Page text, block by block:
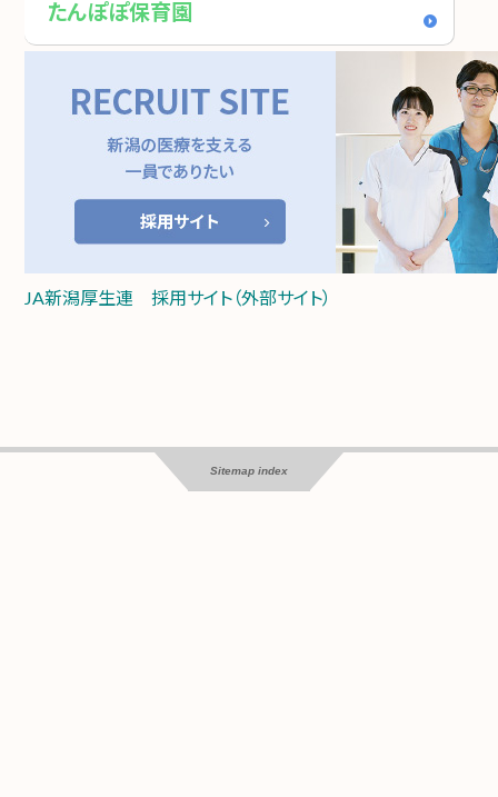
たんぽぽ保育園
JA新潟厚生連 採用サイト（外部サイト）
Sitemap index